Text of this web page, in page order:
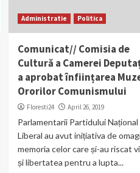
Administratie Politica
Comunicat// Comisia de
Cultură a Camerei
a aprobat înființarea
Ororilor Comunismului
Floresti24 April 26, 2019
Parlamentarii Partidului Național
Liberal au avut inițiativa de
memoria celor care și-au riscat
și libertatea pentru a lupta...